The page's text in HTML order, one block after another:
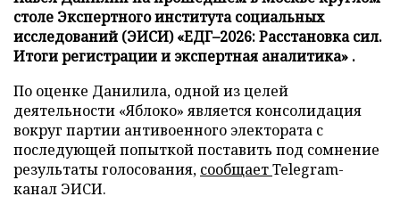
столе Экспертного института социальных
исследований (ЭИСИ) «ЕДГ–2026: Расстановка сил.
Итоги регистрации и экспертная аналитика» .
По оценке Данилила, одной из целей
деятельности «Яблоко» является консолидация
вокруг партии антивоенного электората с
последующей попыткой поставить под сомнение
результаты голосования, сообщаетTelegram-
канал ЭИСИ.